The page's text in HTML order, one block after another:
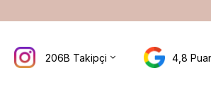
206B Takipçi 4,8